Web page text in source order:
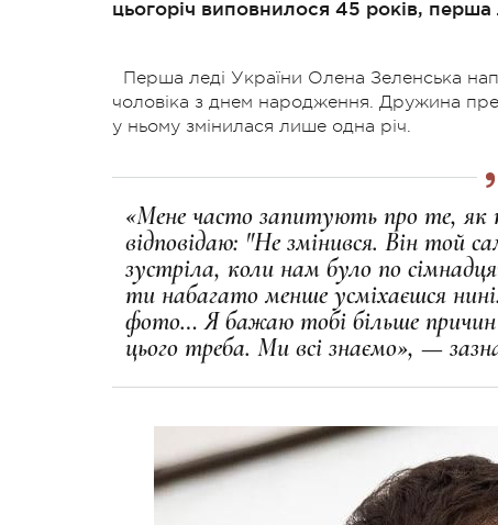
цьогоріч виповнилося 45 років, перша
Перша леді України Олена Зеленська
чоловіка з днем народження. Дружина
у ньому змінилася лише одна річ.
«Мене часто запитують про те, як
відповідаю: "Не змінився. Він той
зустріла, коли нам було по
ти набагато менше усміхаєшся
фото… Я бажаю тобі більше
цього треба. Ми всі знаємо», —